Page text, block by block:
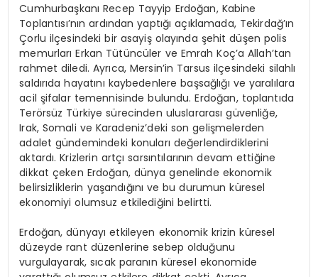
Cumhurbaşkanı Recep Tayyip Erdoğan, Kabine
Toplantısı’nın ardından yaptığı açıklamada, Tekirdağ’ın
Çorlu ilçesindeki bir asayiş olayında şehit düşen polis
memurları Erkan Tütüncüler ve Emrah Koç’a Allah’tan
rahmet diledi. Ayrıca, Mersin’in Tarsus ilçesindeki silahlı
saldırıda hayatını kaybedenlere başsağlığı ve yaralılara
acil şifalar temennisinde bulundu. Erdoğan, toplantıda
Terörsüz Türkiye sürecinden uluslararası güvenliğe,
Irak, Somali ve Karadeniz’deki son gelişmelerden
adalet gündemindeki konuları değerlendirdiklerini
aktardı. Krizlerin artçı sarsıntılarının devam ettiğine
dikkat çeken Erdoğan, dünya genelinde ekonomik
belirsizliklerin yaşandığını ve bu durumun küresel
ekonomiyi olumsuz etkilediğini belirtti.
Erdoğan, dünyayı etkileyen ekonomik krizin küresel
düzeyde rant düzenlerine sebep olduğunu
vurgulayarak, sıcak paranın küresel ekonomide